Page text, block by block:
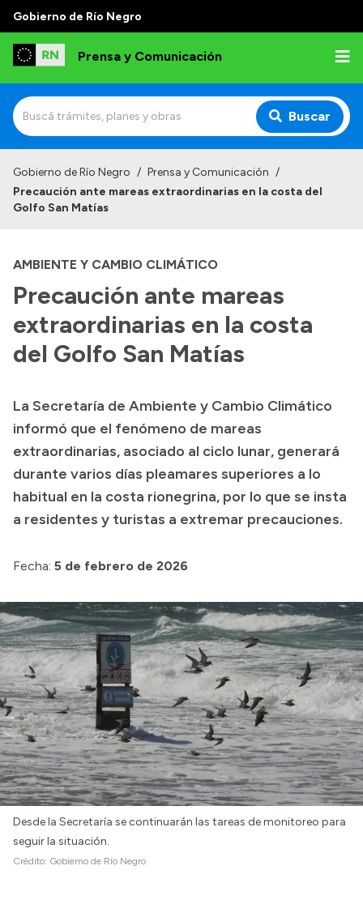
Gobierno de Río Negro
Prensa y Comunicación
Buscar
Institucional
Referentes de prensa
Archivo de noticias
Transparencia
Boletín Oficial
Compras y licitaciones
Consulta de expedientes
Consulta de pago a proveedores
Convocatorias
Gobierno de Río Negro / Prensa y Comunicación /
Precaución ante mareas extraordinarias en la costa del
Golfo San Matías
AMBIENTE Y CAMBIO CLIMÁTICO
Precaución ante mareas
extraordinarias en la costa
del Golfo San Matías
La Secretaría de Ambiente y Cambio Climático
informó que el fenómeno de mareas
extraordinarias, asociado al ciclo lunar, generará
durante varios días pleamares superiores a lo
habitual en la costa rionegrina, por lo que se insta
a residentes y turistas a extremar precauciones.
Fecha: 5 de febrero de 2026
Desde la Secretaría se continuarán las tareas de monitoreo para
seguir la situación.
Crédito: Gobierno de Río Negro